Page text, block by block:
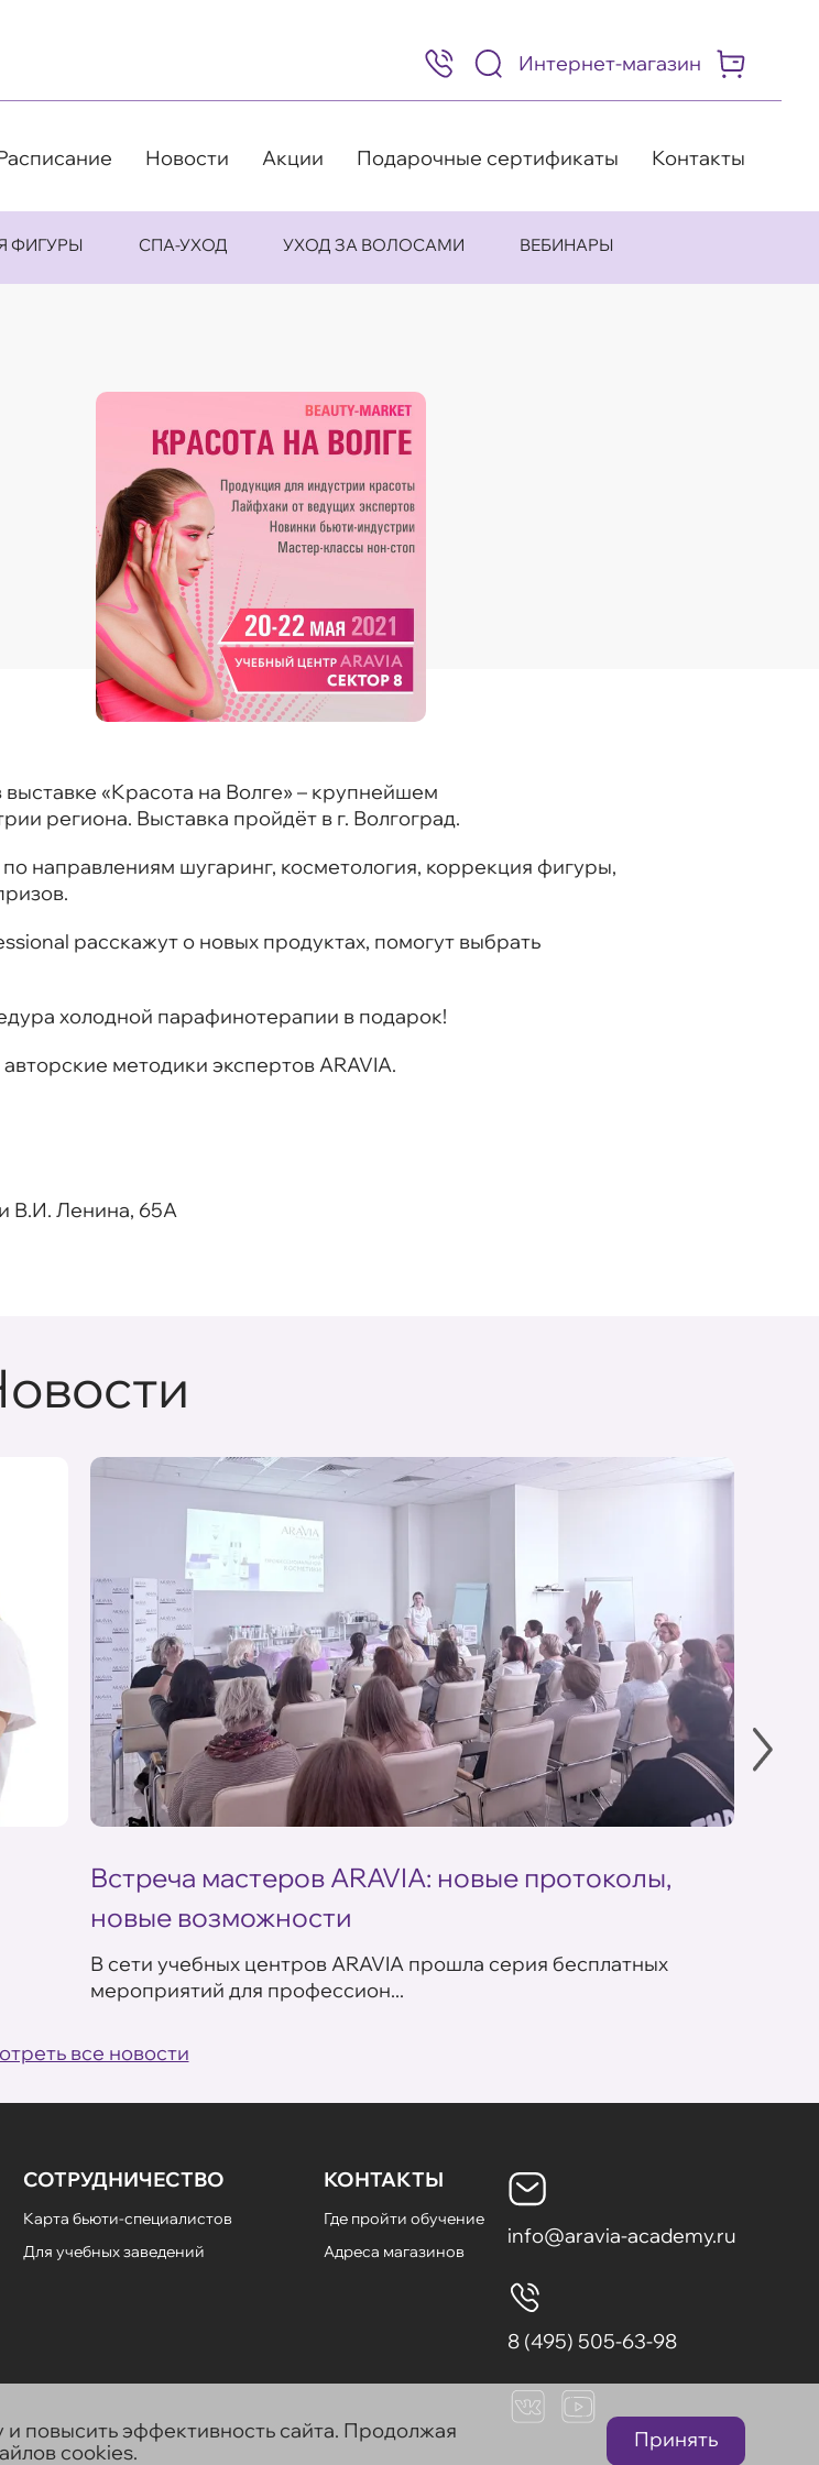
8
(495)
505-
98
Интернет-магазин
Новости Акции Подарочные сертификаты Контакты
ФИГУРЫ СПА-УХОД УХОД ЗА ВОЛОСАМИ ВЕБИНАРЫ
«Красота на Волге» – крупнейшем
региона. Выставка пройдёт в г. Волгоград.
направлениям шугаринг, косметология, коррекция фигуры,
расскажут о новых продуктах, помогут выбрать
холодной парафинотерапии в подарок!
методики экспертов ARAVIA.
В.И. Ленина, 65A
Встреча мастеров ARAVIA: новые протоколы,
новые возможности
В сети учебных центров ARAVIA прошла серия бесплатных
мероприятий для профессион...
все новости
СОТРУДНИЧЕСТВО
Карта бьюти-специалистов
Для учебных заведений
КОНТАКТЫ
Где пройти обучение
Адреса магазинов
info@aravia-academy.ru
8 (495) 505-63-98
повысить эффективность сайта. Продолжая
cookies.
Принять